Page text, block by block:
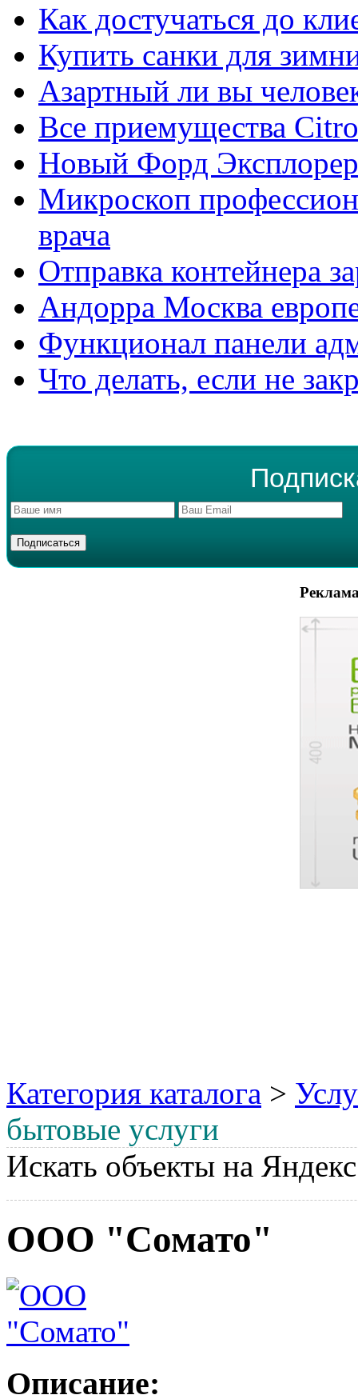
Как достучаться до
Купить санки для
Азартный ли вы
Все приемущества
Новый Форд
Микроскоп
врача
Отправка контейнера
Андорра Москва
Функционал панели
Что делать, если не
Категория каталога >
бытовые услуги
Искать объекты на
ООО "Сомато"
Описание: